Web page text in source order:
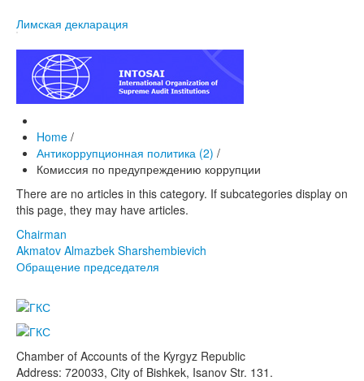
Лимская декларация
Home /
Антикоррупционная политика (2) /
Комиссия по предупреждению коррупции
There are no articles in this category. If subcategories display on
this page, they may have articles.
Chairman
Akmatov Almazbek Sharshembievich
Обращение председателя
Chamber of Accounts of the Kyrgyz Republic
Address: 720033, City of Bishkek, Isanov Str. 131.